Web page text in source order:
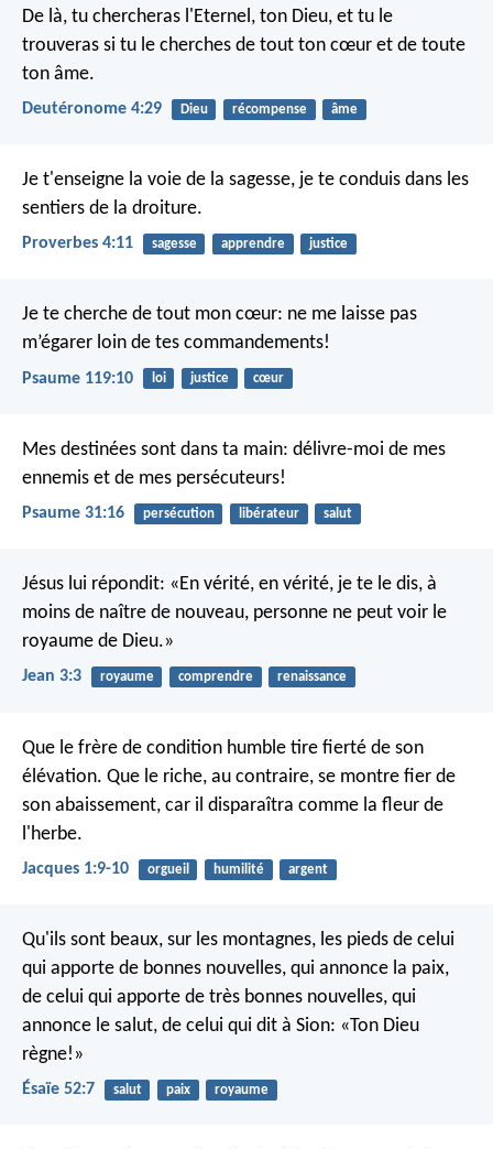
De là, tu chercheras l'Eternel, ton Dieu, et tu le
trouveras si tu le cherches de tout ton cœur et de toute
ton âme.
Deutéronome 4:29 Dieu récompense âme
Je t'enseigne la voie de la sagesse, je te conduis dans les
sentiers de la droiture.
Proverbes 4:11 sagesse apprendre justice
Je te cherche de tout mon cœur: ne me laisse pas
m’égarer loin de tes commandements!
Psaume 119:10 loi justice cœur
Mes destinées sont dans ta main: délivre-moi de mes
ennemis et de mes persécuteurs!
Psaume 31:16 persécution libérateur salut
Jésus lui répondit: «En vérité, en vérité, je te le dis, à
moins de naître de nouveau, personne ne peut voir le
royaume de Dieu.»
Jean 3:3 royaume comprendre renaissance
Que le frère de condition humble tire fierté de son
élévation. Que le riche, au contraire, se montre fier de
son abaissement, car il disparaîtra comme la fleur de
l'herbe.
Jacques 1:9-10 orgueil humilité argent
Qu'ils sont beaux, sur les montagnes, les pieds de celui
qui apporte de bonnes nouvelles, qui annonce la paix,
de celui qui apporte de très bonnes nouvelles, qui
annonce le salut, de celui qui dit à Sion: «Ton Dieu
règne!»
Ésaïe 52:7 salut paix royaume